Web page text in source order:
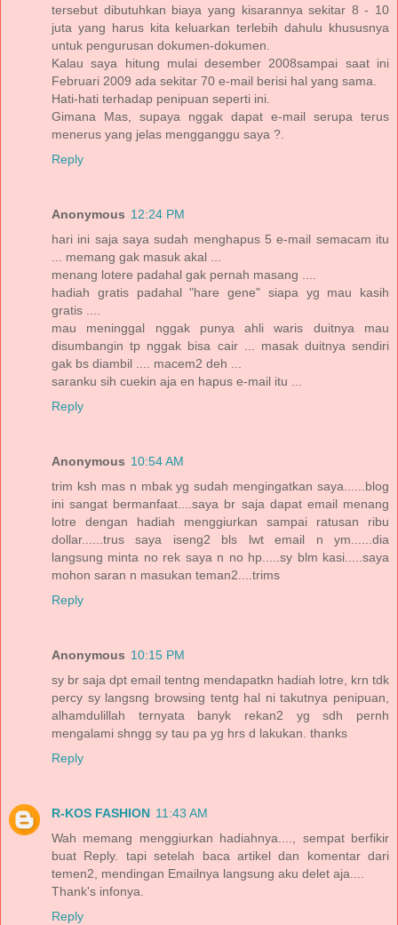
tersebut dibutuhkan biaya yang kisarannya sekitar 8 - 10
juta yang harus kita keluarkan terlebih dahulu khususnya
untuk pengurusan dokumen-dokumen.
Kalau saya hitung mulai desember 2008sampai saat ini
Februari 2009 ada sekitar 70 e-mail berisi hal yang sama.
Hati-hati terhadap penipuan seperti ini.
Gimana Mas, supaya nggak dapat e-mail serupa terus
menerus yang jelas mengganggu saya ?.
Reply
Anonymous 12:24 PM
hari ini saja saya sudah menghapus 5 e-mail semacam itu
... memang gak masuk akal ...
menang lotere padahal gak pernah masang ....
hadiah gratis padahal "hare gene" siapa yg mau kasih
gratis ....
mau meninggal nggak punya ahli waris duitnya mau
disumbangin tp nggak bisa cair ... masak duitnya sendiri
gak bs diambil .... macem2 deh ...
saranku sih cuekin aja en hapus e-mail itu ...
Reply
Anonymous 10:54 AM
trim ksh mas n mbak yg sudah mengingatkan saya......blog
ini sangat bermanfaat....saya br saja dapat email menang
lotre dengan hadiah menggiurkan sampai ratusan ribu
dollar......trus saya iseng2 bls lwt email n ym......dia
langsung minta no rek saya n no hp.....sy blm kasi.....saya
mohon saran n masukan teman2....trims
Reply
Anonymous 10:15 PM
sy br saja dpt email tentng mendapatkn hadiah lotre, krn tdk
percy sy langsng browsing tentg hal ni takutnya penipuan,
alhamdulillah ternyata banyk rekan2 yg sdh pernh
mengalami shngg sy tau pa yg hrs d lakukan. thanks
Reply
R-KOS FASHION 11:43 AM
Wah memang menggiurkan hadiahnya...., sempat berfikir
buat Reply. tapi setelah baca artikel dan komentar dari
temen2, mendingan Emailnya langsung aku delet aja....
Thank's infonya.
Reply